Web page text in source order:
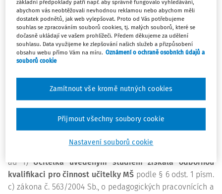
1) Je plně kvalifikována pro práci v MŠ?
2) V případě že ano, opravdu jí stačí absolvovat
jakékoliv bakalářské studium, aby mohla být zařazena
do platové tabulky č. 5?
Související předpisy:
zákon č.563/2004 Sb., o pedagogických pracovnících a
o změně některých zákonů, ve znění pozdějších
nařízení vlády č.564/2006 Sb., o platových poměrech
zaměstnanců ve veřejných službách a správě, v
platném znění
ad 1) Učitelka uvedeným studiem získala odbornou
kvalifikaci pro činnost učitelky MŠ podle § 6 odst. 1 písm.
c) zákona č. 563/2004 Sb., o pedagogických pracovnících a
základní předpoklady patří např. aby správně fungovalo vyhledávání,
abychom vás neobtěžovali nevhodnou reklamou nebo abychom měli
dostatek podnětů, jak web vylepšovat. Proto od Vás potřebujeme
souhlas se zpracováním souborů cookies, tj. malých souborů, které se
dočasně ukládají ve vašem prohlížeči. Předem děkujeme za udělení
souhlasu. Data využijeme ke zlepšování našich služeb a přizpůsobení
obsahu webu přímo Vám na míru. Oznámení o ochraně osobních údajů a
souborů cookie
Nastavení souborů cookie
Zamítnout vše kromě nutných cookies
Přijmout všechny soubory cookie